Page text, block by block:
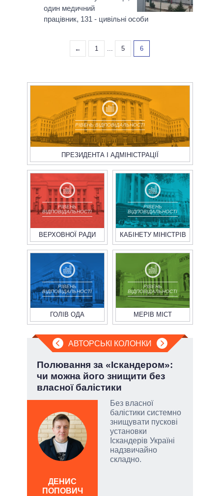
один медичний
працівник, 131 - цивільні особи
← 1 ... 5 6
РІВЕНЬ ВІДПОВІДАЛЬНОСТІ
ПРЕЗИДЕНТА І АДМІНІСТРАЦІЇ
РІВЕНЬ
ВІДПОВІДАЛЬНОСТІ
ВЕРХОВНОЇ РАДИ
РІВЕНЬ
ВІДПОВІДАЛЬНОСТІ
КАБІНЕТУ МІНІСТРІВ
РІВЕНЬ
ВІДПОВІДАЛЬНОСТІ
ГОЛІВ ОДА
РІВЕНЬ
ВІДПОВІДАЛЬНОСТІ
МЕРІВ МІСТ
АВТОРСЬКІ КОЛОНКИ
Полювання за «Іскандером»:
чи можна його знищити без
власної балістики
Без власної
балістики системно
знищувати пускові
установки
Іскандерів Україні
надзвичайно
складно.
ДЕНИС
ПОПОВИЧ